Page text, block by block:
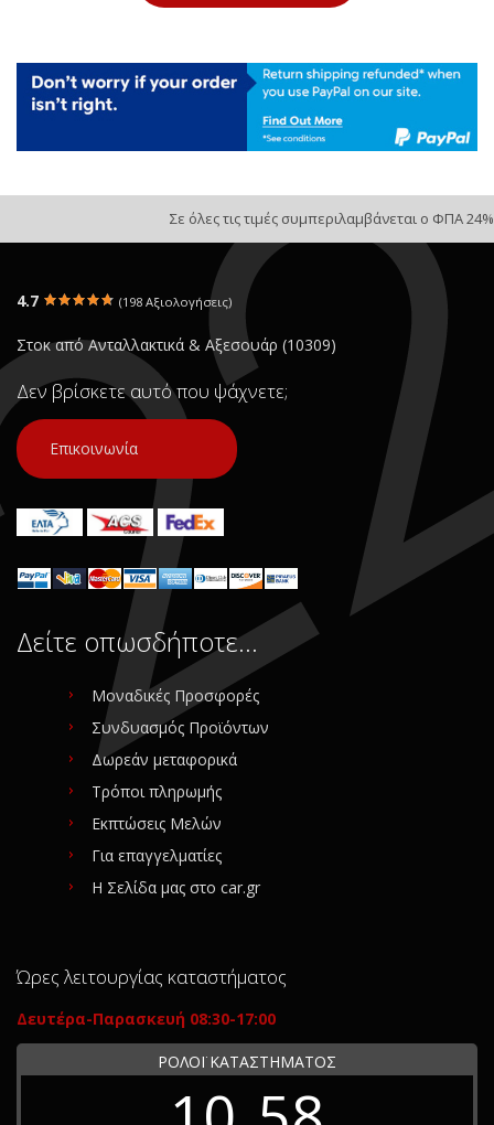
Σε όλες τις τιμές συμπεριλαμβάνεται ο ΦΠΑ 24%
4.7 (198 Αξιολογήσεις)
Στοκ από Ανταλλακτικά & Αξεσουάρ (10309)
Δεν βρίσκετε αυτό που ψάχνετε;
Επικοινωνία
Δείτε οπωσδήποτε…
Μοναδικές Προσφορές
Συνδυασμός Προϊόντων
Δωρεάν μεταφορικά
Τρόποι πληρωμής
Εκπτώσεις Μελών
Για επαγγελματίες
Η Σελίδα μας στο car.gr
Ώρες λειτουργίας καταστήματος
Δευτέρα-Παρασκευή 08:30-17:00
ΡΟΛΟΪ ΚΑΤΑΣΤΗΜΑΤΟΣ